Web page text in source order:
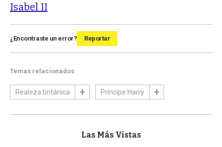
Isabel II
¿Encontraste un error? Reportar
Temas relacionados
Realeza británica Príncipe Harry
Las Más Vistas